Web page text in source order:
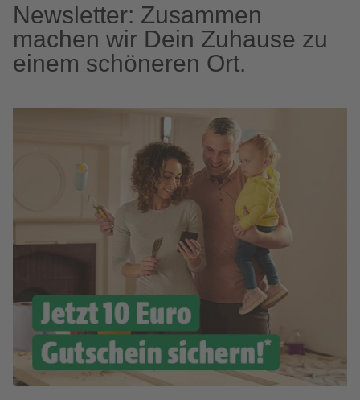
Newsletter: Zusammen
machen wir Dein Zuhause zu
einem schöneren Ort.